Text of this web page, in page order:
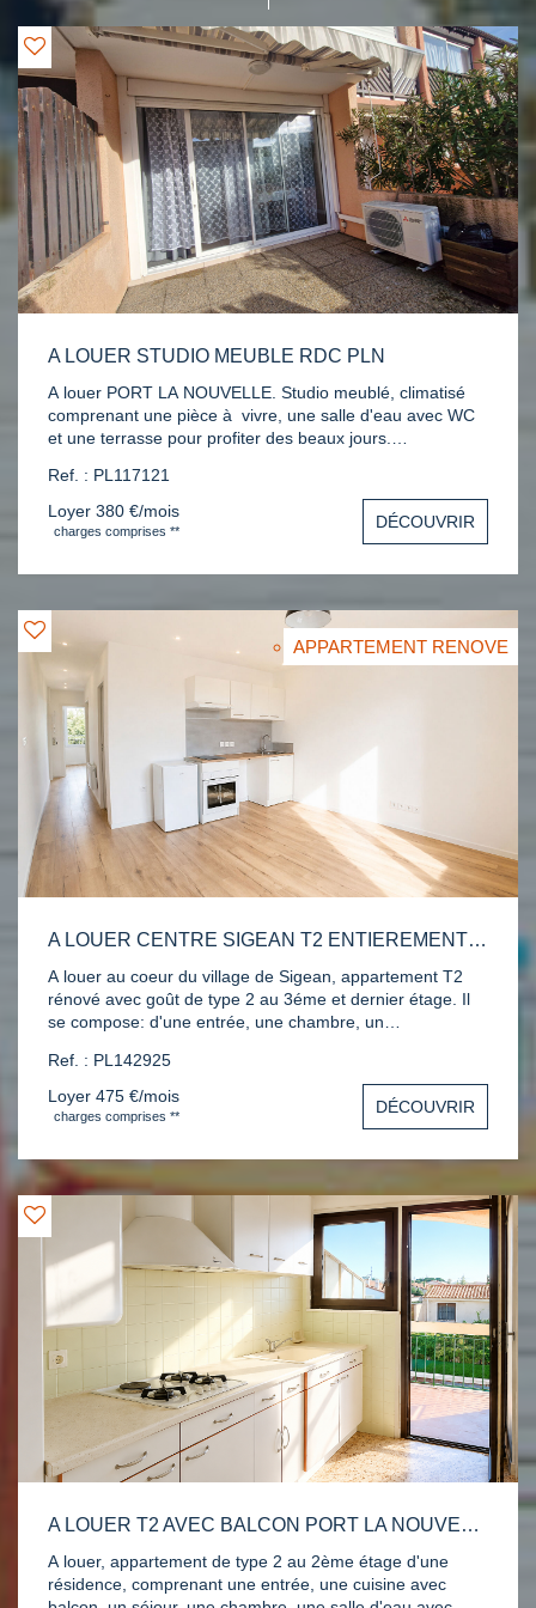
A LOUER STUDIO MEUBLE RDC PLN
A louer PORT LA NOUVELLE. Studio meublé, climatisé
comprenant une pièce à vivre, une salle d'eau avec WC
et une terrasse pour profiter des beaux jours.
nous au 04 68 48 53 31 pour une visite.
Ref. : PL117121
Loyer 380 €/mois
charges comprises ** DÉCOUVRIR
APPARTEMENT RENOVE
A LOUER CENTRE SIGEAN T2 ENTIEREMENT RENOVE
A louer au coeur du village de Sigean, appartement T2
rénové avec goût de type 2 au 3éme et dernier étage. Il
se compose: d'une entrée, une chambre, un
Contactez nous au 04 68 48 53 31 pour une visite.
Ref. : PL142925
Loyer 475 €/mois
charges comprises ** DÉCOUVRIR
A LOUER T2 AVEC BALCON PORT LA NOUVELLE
A louer, appartement de type 2 au 2ème étage d'une
résidence, comprenant une entrée, une cuisine avec